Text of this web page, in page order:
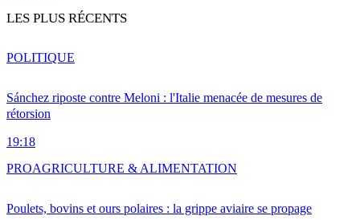
LES PLUS RÉCENTS
Sánchez riposte contre Meloni : l'Italie menacée de mesures de
rétorsion
19:18
POLITIQUE
Poulets, bovins et ours polaires : la grippe aviaire se propage
PROAGRICULTURE & ALIMENTATION